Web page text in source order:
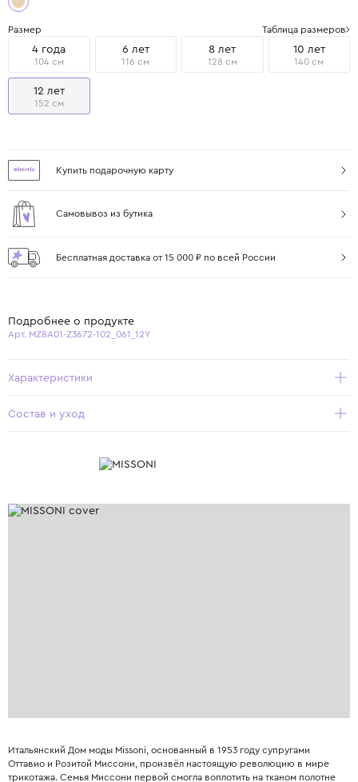
Размер Таблица размеров
4 года
104 см
6 лет
116 см
8 лет
128 см
10 лет
140 см
12 лет
152 см
Купить подарочную карту
Самовывоз из бутика
Бесплатная доставка от 15 000 ₽ по всей России
Подробнее о продукте
Арт. MZ8A01-Z3672-102_061_12Y
Характеристики
Состав и уход
Итальянский Дом моды Missoni, основанный в 1953 году супругами
Оттавио и Розитой Миссони, произвёл настоящую революцию в мире
трикотажа. Семья Миссони первой смогла воплотить на тканом полотне